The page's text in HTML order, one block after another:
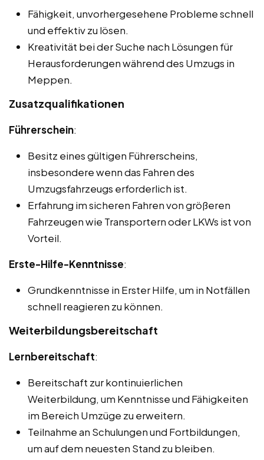
Fähigkeit, unvorhergesehene Probleme schnell
und effektiv zu lösen.
Kreativität bei der Suche nach Lösungen für
Herausforderungen während des Umzugs in
Meppen.
Zusatzqualifikationen
Führerschein:
Besitz eines gültigen Führerscheins,
insbesondere wenn das Fahren des
Umzugsfahrzeugs erforderlich ist.
Erfahrung im sicheren Fahren von größeren
Fahrzeugen wie Transportern oder LKWs ist von
Vorteil.
Erste-Hilfe-Kenntnisse:
Grundkenntnisse in Erster Hilfe, um in Notfällen
schnell reagieren zu können.
Weiterbildungsbereitschaft
Lernbereitschaft:
Bereitschaft zur kontinuierlichen
Weiterbildung, um Kenntnisse und Fähigkeiten
im Bereich Umzüge zu erweitern.
Teilnahme an Schulungen und Fortbildungen,
um auf dem neuesten Stand zu bleiben.